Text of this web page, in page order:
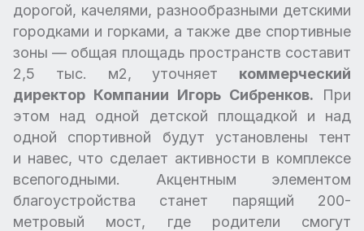
дорогой, качелями, разнообразными детскими
городками и горками, а также две спортивные
зоны — общая площадь пространств составит
2,5 тыс. м2, уточняет коммерческий
директор Компании Игорь Сибренков. При
этом над одной детской площадкой и над
одной спортивной будут установлены тент
и навес, что сделает активности в комплексе
всепогодными. Акцентным элементом
благоустройства станет парящий 200-
метровый мост, где родители смогут